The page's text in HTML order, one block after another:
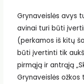
Grynaveislės avys
avinai turi būti
(perkamos iš kitų
būti įvertinti tik
pirmąją ir antrąją
Grynaveislės ožkos